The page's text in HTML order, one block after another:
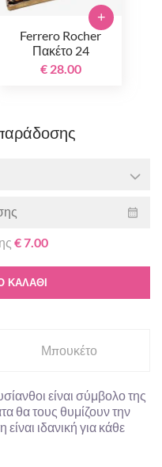
Ferrero Rocher
Πακέτο 24
τεμαχίων
€ 28.00
+
€ 7.00
ΚΑΛΆΘΙ
Μπουκέτο
είναι σύμβολο της
θα τους θυμίζουν την
ιδανική για κάθε